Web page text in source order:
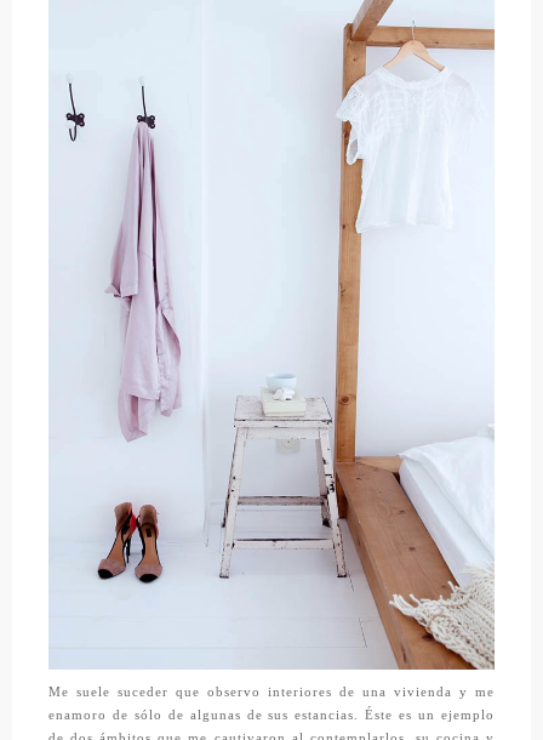
Me suele suceder que observo interiores de una vivienda y me
enamoro de sólo de algunas de sus estancias. Éste es un ejemplo